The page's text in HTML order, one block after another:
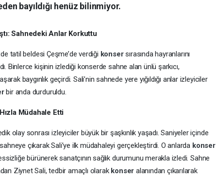
bayıldığı henüz bilinmiyor.
Sahnedeki Anlar Korkuttu
tatil beldesi Çeşme’de verdiği konsersırasında hayranlarını
Binlerce kişinin izlediği konserde sahne alan ünlü şarkıcı,
baygınlık geçirdi. Sali’nin sahnede yere yığıldığı anlar izleyiciler
bir anda durduruldu.
Müdahale Etti
olay sonrası izleyiciler büyük bir şaşkınlık yaşadı. Saniyeler içinde
çıkarak Sali’ye ilk müdahaleyi gerçekleştirdi. O anlarda konser
bürünerek sanatçının sağlık durumunu merakla izledi. Sahne
Ziynet Sali, tedbir amaçlı olarak konser alanından çıkarılarak